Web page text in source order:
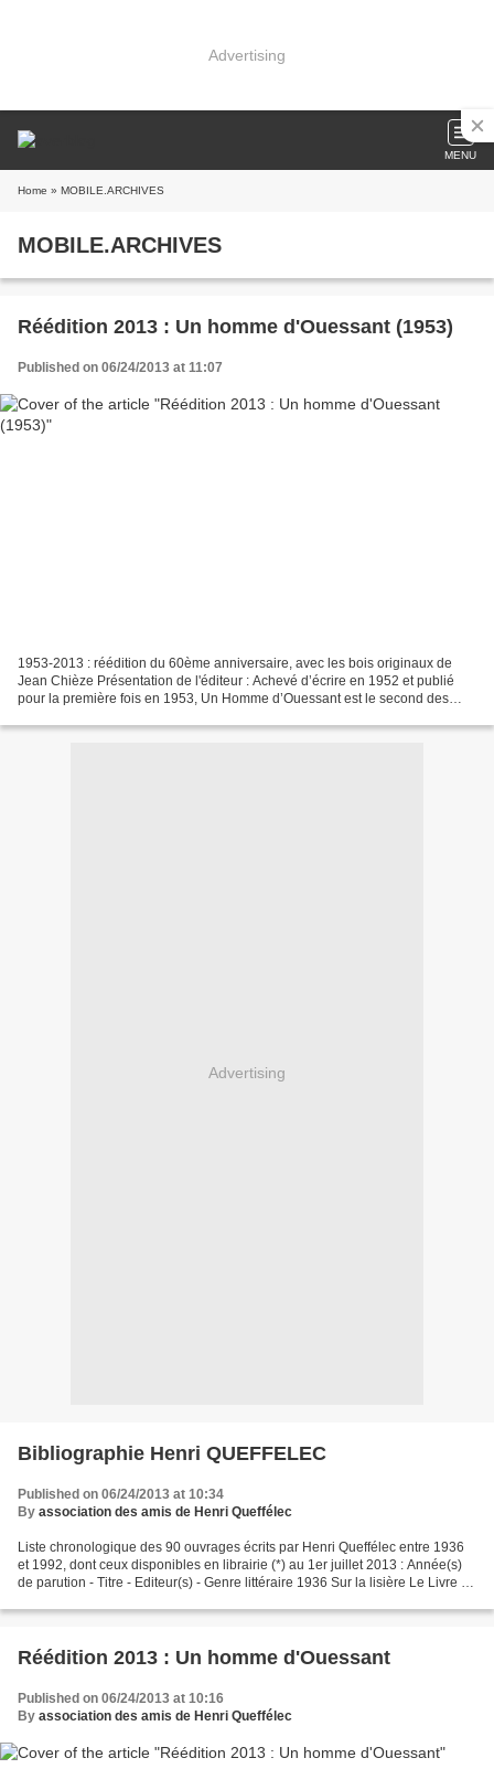
Advertising
MENU
Home » MOBILE.ARCHIVES
MOBILE.ARCHIVES
Réédition 2013 : Un homme d'Ouessant (1953)
Published on 06/24/2013 at 11:07
1953-2013 : réédition du 60ème anniversaire, avec les bois originaux de
Jean Chièze Présentation de l'éditeur : Achevé d’écrire en 1952 et publié
pour la première fois en 1953, Un Homme d’Ouessant est le second des
Advertising
Bibliographie Henri QUEFFELEC
Published on 06/24/2013 at 10:34
By association des amis de Henri Queffélec
Liste chronologique des 90 ouvrages écrits par Henri Queffélec entre 1936
et 1992, dont ceux disponibles en librairie (*) au 1er juillet 2013 : Année(s)
de parution - Titre - Editeur(s) - Genre littéraire 1936 Sur la lisière Le Livre et
Réédition 2013 : Un homme d'Ouessant
Published on 06/24/2013 at 10:16
By association des amis de Henri Queffélec